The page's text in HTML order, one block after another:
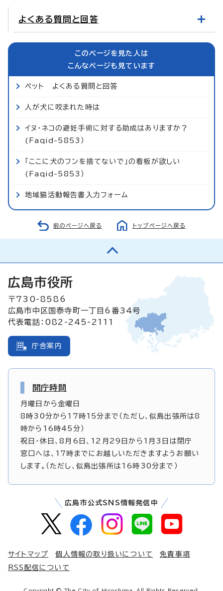
よくある質問と回答
このページを見た人は
こんなページも見ています
ペット よくある質問と回答
人が犬に咬まれた時は
イヌ・ネコの避妊手術に対する助成はありますか？
(Faqid-5853）
「ここに犬のフンを捨てないで」の看板が欲しい
(Faqid-5853）
地域猫活動報告書入力フォーム
前のページへ戻る トップページへ戻る
広島市役所
〒730-8586
広島市中区国泰寺町一丁目6番34号
代表電話：082-245-2111
庁舎案内
開庁時間
月曜日から金曜日
8時30分から17時15分まで（ただし、似島出張所は8
時から16時45分）
祝日・休日、8月6日、12月29日から1月3日は閉庁
窓口へは、17時までにお越しいただきますようお願い
します。（ただし、似島出張所は16時30分まで）
広島市公式SNS情報発信中
サイトマップ 個人情報の取り扱いについて
免責事項
RSS配信について